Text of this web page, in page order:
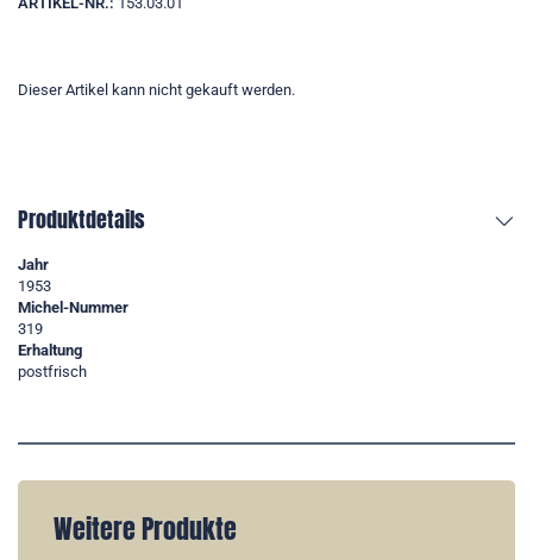
Dieser Artikel kann nicht gekauft werden.
Produktdetails
Jahr
1953
Michel-Nummer
319
Erhaltung
postfrisch
Weitere Produkte